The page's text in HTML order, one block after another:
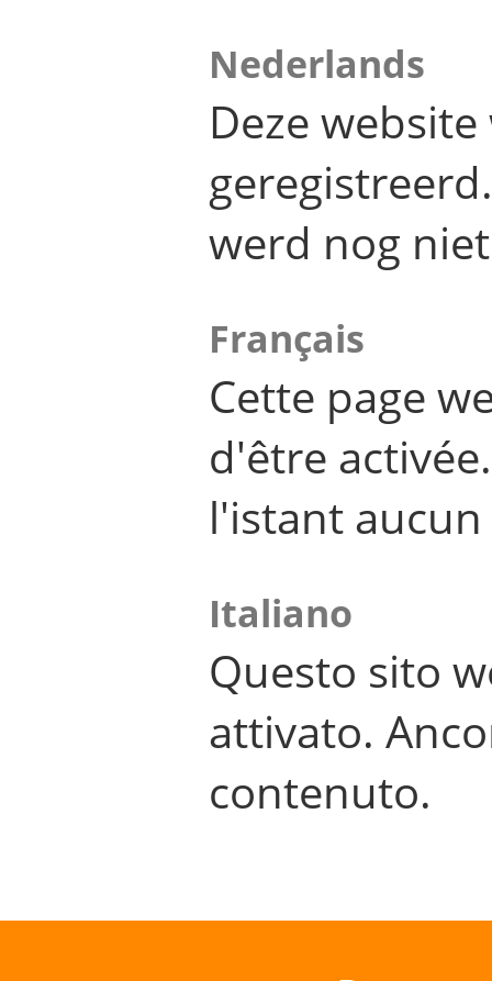
Nederlands
Deze
werd nog
Français
Cette page
d'être
l'istant
Italiano
Questo sito
attivato.
contenuto.